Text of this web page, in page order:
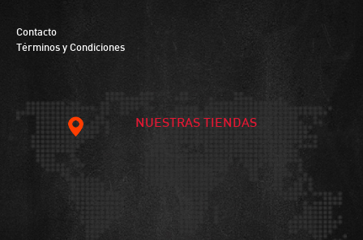
Contacto
Términos y Condiciones
NUESTRAS TIENDAS